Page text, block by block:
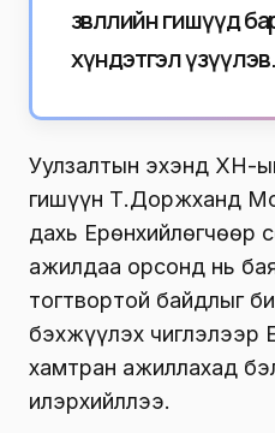
зөвлөлийн гишүүд
хүндэтгэл үзүүлэв.
Уулзалтын эхэнд ХҮН-
гишүүн Т.Доржханд
дахь Ерөнхийлөгчөөр
ажилдаа орсонд нь
тогтвортой байдлыг
бэхжүүлэх чиглэлээр
хамтран ажиллахад
илэрхийллээ.